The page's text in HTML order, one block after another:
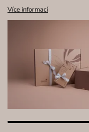
Více informací